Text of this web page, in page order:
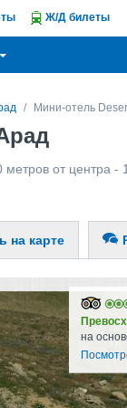
Ж/Д билеты
Мини-отель
метров от центра -
на карте
на